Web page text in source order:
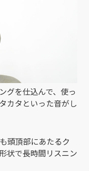
グを仕込んで、使っ
カタといった音がし
頭頂部にあたるク
状で長時間リスニン